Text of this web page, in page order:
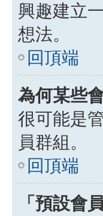
興趣建立
想法。
回頂端
為何某些
很可能是
員群組。
回頂端
「預設會